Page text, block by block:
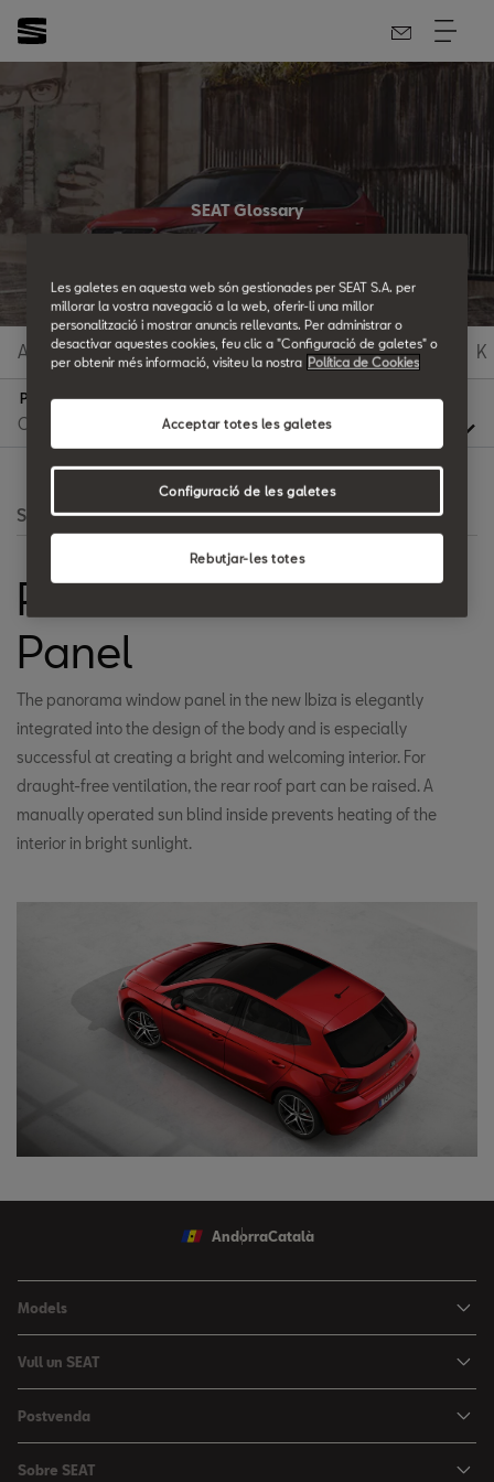
SEAT Glossary
A B C D E F G H I J K
P
Search
Panorama Window
Panel
The panorama window panel in the new Ibiza is elegantly
integrated into the design of the body and is especially
successful at creating a bright and welcoming interior. For
draught-free ventilation, the rear roof part can be raised. A
manually operated sun blind inside prevents heating of the
interior in bright sunlight.
AndorraCatalà
Models
Nou Arona
León
León Sportstourer
Vull un SEAT
Vehicle d'Ocasió
Prova un SEAT
Postvenda
Sobre SEAT
Les galetes en aquesta web són gestionades per SEAT S.A. per
millorar la vostra navegació a la web, oferir-li una millor
personalització i mostrar anuncis rellevants. Per administrar o
desactivar aquestes cookies, feu clic a "Configuració de galetes" o
per obtenir més informació, visiteu la nostra Política de Cookies
Rebutjar-les totes
Acceptar totes les galetes
Configuració de les galetes